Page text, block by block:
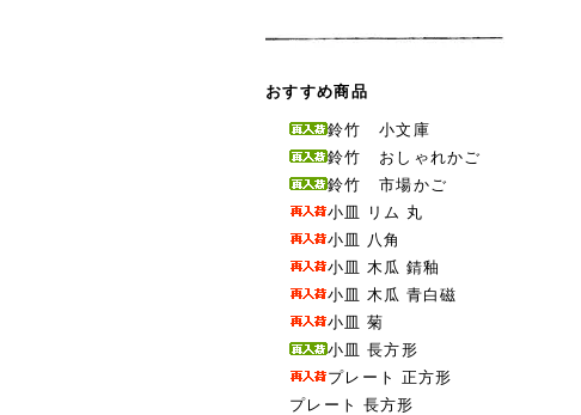
おすすめ商品
鈴竹 小文庫
鈴竹 おしゃれかご
鈴竹 市場かご
小皿 リム 丸
小皿 八角
小皿 木瓜 錆釉
小皿 木瓜 青白磁
小皿 菊
小皿 長方形
プレート 正方形
プレート 長方形